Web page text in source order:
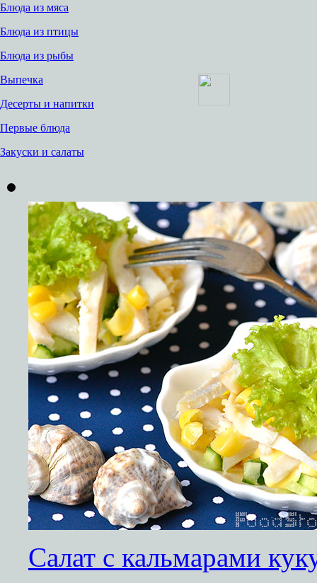
Блюда из мяса
Блюда из птицы
Блюда из рыбы
Выпечка
Десерты и напитки
Первые блюда
Закуски и салаты
Салат с кальмарами